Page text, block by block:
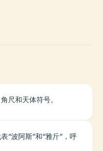
尺和天体符号。
“波阿斯”和“雅斤”，呼